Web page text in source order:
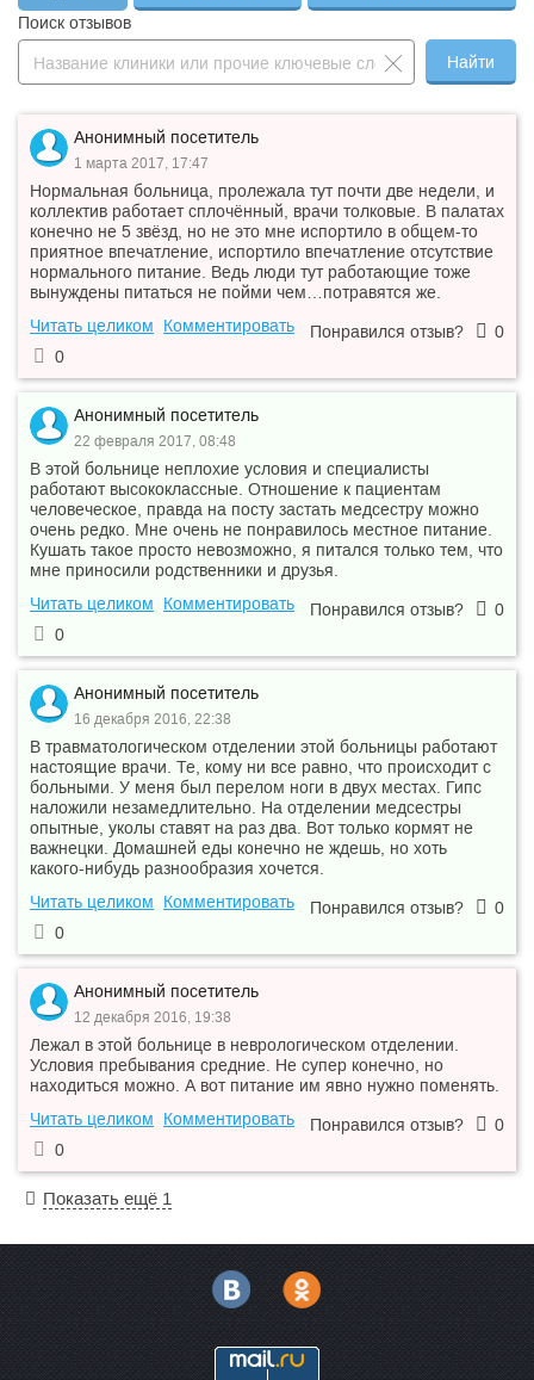
—
Прием врача-уролога лечебно-
диагностический, первичный,
—
Прием врача-уролога лечебно-
диагностический, повторный,
450 ₽ —
—
Прием врача-физиотерапевта
Прием врача-физиотерапевта
лечебный, повторный, амб.
—
Прием врача-хирурга лечебно-
диагностический, первичный,
амб.
700 ₽
—
Прием врача-хирурга лечебно-
диагностический, повторный,
450 ₽
—
Прием врача-эндокринолога
—
Прием врача-эндокринолога
лечебно-диагностический,
Поиск отзывов
Найти
Анонимный посетитель
1 марта 2017, 17:47
Нормальная больница, пролежала тут почти две недели, и
коллектив работает сплочённый, врачи толковые. В палатах
конечно не 5 звёзд, но не это мне испортило в общем-то
приятное впечатление, испортило впечатление отсутствие
нормального питание. Ведь люди тут работающие тоже
вынуждены питаться не пойми чем…потравятся же.
Читать целиком
Комментировать Понравился отзыв?
0
0
Анонимный посетитель
22 февраля 2017, 08:48
В этой больнице неплохие условия и специалисты
работают высококлассные. Отношение к пациентам
человеческое, правда на посту застать медсестру можно
очень редко. Мне очень не понравилось местное питание.
Кушать такое просто невозможно, я питался только тем, что
мне приносили родственники и друзья.
Читать целиком
Комментировать Понравился отзыв?
0
0
Анонимный посетитель
16 декабря 2016, 22:38
В травматологическом отделении этой больницы работают
настоящие врачи. Те, кому ни все равно, что происходит с
больными. У меня был перелом ноги в двух местах. Гипс
наложили незамедлительно. На отделении медсестры
опытные, уколы ставят на раз два. Вот только кормят не
важнецки. Домашней еды конечно не ждешь, но хоть
какого-нибудь разнообразия хочется.
Читать целиком
Комментировать Понравился отзыв?
0
0
Анонимный посетитель
12 декабря 2016, 19:38
Лежал в этой больнице в неврологическом отделении.
Условия пребывания средние. Не супер конечно, но
находиться можно. А вот питание им явно нужно поменять.
Читать целиком
Комментировать Понравился отзыв?
0
0
Показать ещё 1